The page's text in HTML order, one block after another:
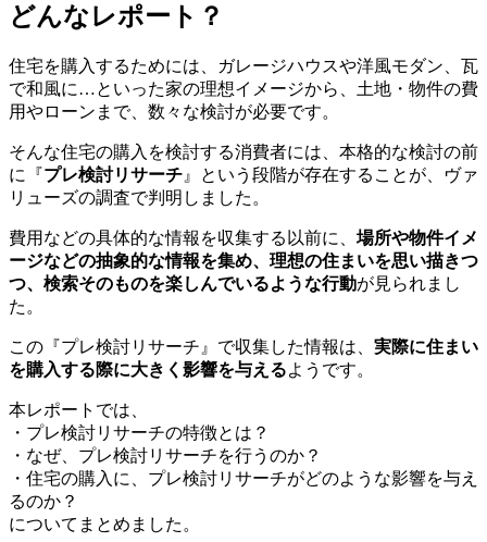
どんなレポート？
住宅を購入するためには、ガレージハウスや洋風モダン、瓦
で和風に…といった家の理想イメージから、土地・物件の費
用やローンまで、数々な検討が必要です。
そんな住宅の購入を検討する消費者には、本格的な検討の前
に『プレ検討リサーチ 』という段階が存在することが、ヴァ
リューズの調査で判明しました。
費用などの具体的な情報を収集する以前に、 場所や物件イメ
ージなどの抽象的な情報を集め、理想の住まいを思い描きつ
つ、検索そのものを楽しんでいるような行動が見られまし
た。
この『プレ検討リサーチ』で収集した情報は、 実際に住まい
を購入する際に大きく影響を与えるようです。
本レポートでは、
・プレ検討リサーチの特徴とは？
・なぜ、プレ検討リサーチを行うのか？
・住宅の購入に、プレ検討リサーチがどのような影響を与え
るのか？
についてまとめました。